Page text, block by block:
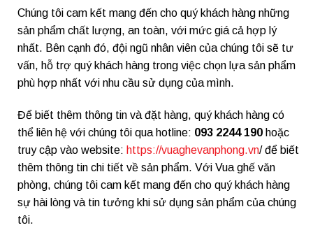
Chúng tôi cam kết mang đến cho quý khách hàng những
sản phẩm chất lượng, an toàn, với mức giá cả hợp lý
nhất. Bên cạnh đó, đội ngũ nhân viên của chúng tôi sẽ tư
vấn, hỗ trợ quý khách hàng trong việc chọn lựa sản phẩm
phù hợp nhất với nhu cầu sử dụng của mình.
Để biết thêm thông tin và đặt hàng, quý khách hàng có
thể liên hệ với chúng tôi qua hotline: 093 2244 190 hoặc
truy cập vào website: https://vuaghevanphong.vn/ để biết
thêm thông tin chi tiết về sản phẩm. Với Vua ghế văn
phòng, chúng tôi cam kết mang đến cho quý khách hàng
sự hài lòng và tin tưởng khi sử dụng sản phẩm của chúng
tôi.